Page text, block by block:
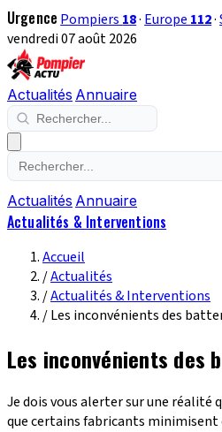
Urgence Pompiers 18· Europe 112·
vendredi 07 août 2026
Actualités Annuaire
Actualités Annuaire
Actualités & Interventions
Accueil
/Actualités
/Actualités & Interventions
/Les inconvénients des
Les inconvénients des
Je dois vous alerter sur une
que certains fabricants minimisent